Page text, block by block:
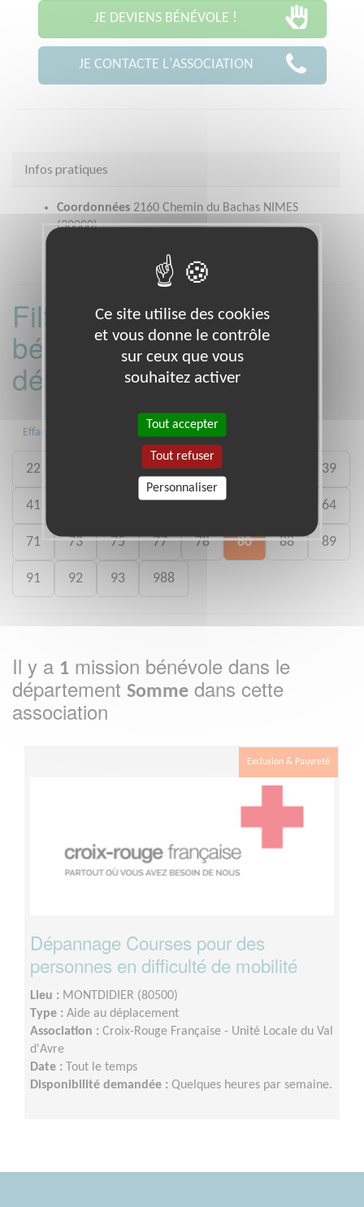
JE DEVIENS BÉNÉVOLE !
JE CONTACTE L'ASSOCIATION
Infos pratiques
Coordonnées 2160 Chemin du Bachas NIMES
(30000)
Filtrer les missions
bénévoles par
département :
Effacer 13 15
22 29 33 39
41 64
71 73 75 77 78 80 88 89
91 92 93 988
Il y a 1 mission bénévole dans le
département Somme dans cette
association
Exclusion & Pauvreté
Dépannage Courses pour des
personnes en difficulté de mobilité
Lieu : MONTDIDIER (80500)
Type : Aide au déplacement
Association : Croix-Rouge Française - Unité Locale du Val
d'Avre
Date : Tout le temps
Disponibilité demandée : Quelques heures par semaine.
Ce site utilise des cookies
et vous donne le contrôle
sur ceux que vous
souhaitez activer
Tout accepter
Tout refuser
Personnaliser